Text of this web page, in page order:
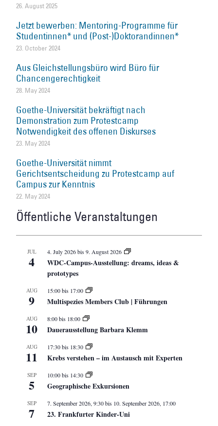
26. August 2025
Jetzt bewerben: Mentoring-Programme für
Studentinnen* und (Post-)Doktorandinnen*
23. October 2024
Aus Gleichstellungsbüro wird Büro für
Chancengerechtigkeit
28. May 2024
Goethe-Universität bekräftigt nach
Demonstration zum Protestcamp
Notwendigkeit des offenen Diskurses
23. May 2024
Goethe-Universität nimmt
Gerichtsentscheidung zu Protestcamp auf
Campus zur Kenntnis
22. May 2024
Öffentliche Veranstaltungen
JUL
4
4. July 2026bis9. August 2026
WDC-Campus-Ausstellung: dreams, ideas &
prototypes
AUG
9
15:00bis 17:00
Multispezies Members Club | Führungen
AUG
10
8:00bis 18:00
Dauerausstellung Barbara Klemm
AUG
11
17:30bis 18:30
Krebs verstehen – im Austausch mit Experten
SEP
5
10:00bis 14:30
Geographische Exkursionen
SEP
7
7. September 2026, 9:30bis 10. September 2026, 17:00
23. Frankfurter Kinder-Uni